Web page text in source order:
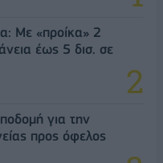
Με «προίκα» 2
έως 5 δισ. σε
για την
προς όφελος